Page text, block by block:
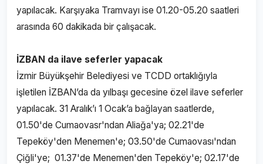
yapılacak. Karşıyaka Tramvayı ise 01.20-05.20 saatleri
arasında 60 dakikada bir çalışacak.
İZBAN da ilave seferler yapacak
İzmir Büyükşehir Belediyesi ve TCDD ortaklığıyla
işletilen İZBAN’da da yılbaşı gecesine özel ilave seferler
yapılacak. 31 Aralık’ı 1 Ocak’a bağlayan saatlerde,
01.50'de Cumaovasr'ndan Aliağa'ya; 02.21'de
Tepeköy'den Menemen'e; 03.50'de Cumaovası'ndan
Çiğli'ye; 01.37'de Menemen'den Tepeköy'e; 02.17'de